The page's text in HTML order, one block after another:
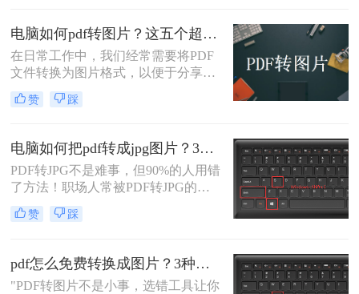
怎么把pdf图片转换成jpg的文章，希
望对您有所帮助。
电脑如何pdf转图片？这五个超实用的方法一定要试试！
在日常工作中，我们经常需要将PDF
文件转换为图片格式，以便于分享、
编辑或打印。那么电脑如何pdf转图片
呢？本文将为您介绍五种高效的PDF
务。
赞 踩
电脑如何把pdf转成jpg图片？3种高效方法，精准转换不踩坑！
PDF转JPG不是难事，但90%的人用错
了方法！职场人常被PDF转JPG的效
率问题困扰：扫描版文档转图片模
糊、批量处理繁琐、安全隐忧频发。
编，我见过太多人因方法不当浪费时
间。
赞 踩
pdf怎么免费转换成图片？3种高效方法实测！
"PDF转图片不是小事，选错工具让你